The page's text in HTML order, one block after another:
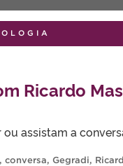
Ricardo
assistam a
, conversa, Gegradi,